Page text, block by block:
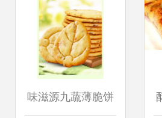
味滋源九蔬薄脆饼